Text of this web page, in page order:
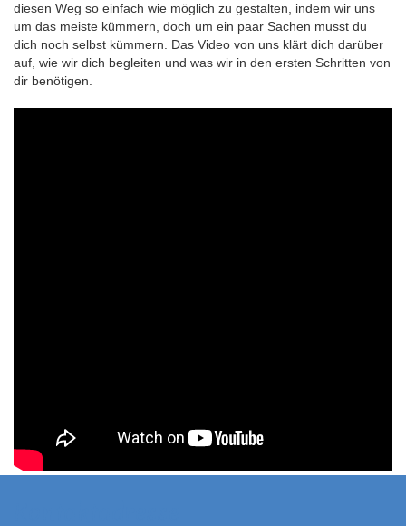
diesen Weg so einfach wie möglich zu gestalten, indem wir uns
um das meiste kümmern, doch um ein paar Sachen musst du
dich noch selbst kümmern. Das Video von uns klärt dich darüber
auf, wie wir dich begleiten und was wir in den ersten Schritten von
dir benötigen.